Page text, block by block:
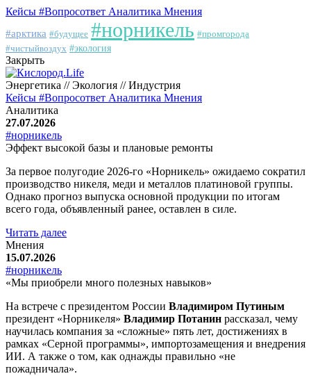
Кейсы #Вопросответ Аналитика Мнения
#арктика #будущее #норникель #промгорода
#чистыйвоздух #экология
Закрыть
Энергетика // Экология // Индустрия
Кейсы #Вопросответ Аналитика Мнения
Аналитика
27.07.2026
#норникель
Эффект высокой базы и плановые ремонты
За первое полугодие 2026-го «Норникель» ожидаемо сократил
производство никеля, меди и металлов платиновой группы.
Однако прогноз выпуска основной продукции по итогам
всего года, объявленный ранее, оставлен в силе.
Читать далее
Мнения
15.07.2026
#норникель
«Мы приобрели много полезных навыков»
На встрече с президентом России Владимиром Путиным
президент «Норникеля» Владимир Потанин рассказал, чему
научилась компания за «сложные» пять лет, достижениях в
рамках «Серной программы», импортозамещения и внедрения
ИИ. А также о том, как однажды правильно «не
пожадничала».